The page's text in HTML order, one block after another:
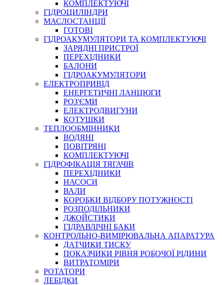
СПЕЦІАЛЬНІ
ГЕРМЕТИКИ
КЛЕЇ, ЦЕМЕНТИ, ЕПОКСИДКИ
РЕМОНТ ГІДРОЦИЛІНДРІВ
БОРЕКС, ЕО
КОМПЛЕКТУЮЧІ
ГІДРОЦИЛІНДРИ
МАСЛОСТАНЦІЇ
ГОТОВІ
ГІДРОАКУМУЛЯТОРИ ТА КОМПЛЕКТУЮЧІ
ЗАРЯДНІ ПРИСТРОЇ
ПЕРЕХІДНИКИ
БАЛОНИ
ГІДРОАКУМУЛЯТОРИ
ЕЛЕКТРОПРИВІД
ЕНЕРГЕТИЧНІ ЛАНЦЮГИ
РОЗ'ЄМИ
ЕЛЕКТРОДВИГУНИ
КОТУШКИ
ТЕПЛООБМІННИКИ
ВОДЯНІ
ПОВІТРЯНІ
КОМПЛЕКТУЮЧІ
ГІДРОФІКАЦІЯ ТЯГАЧІВ
ПЕРЕХІДНИКИ
НАСОСИ
ВАЛИ
КОРОБКИ ВІДБОРУ ПОТУЖНОСТІ
РОЗПОДІЛЬНИКИ
ДЖОЙСТИКИ
ГІДРАВЛІЧНІ БАКИ
КОНТРОЛЬНО-ВИМІРЮВАЛЬНА АПАРАТУРА
ДАТЧИКИ ТИСКУ
ПОКАЗЧИКИ РІВНЯ РОБОЧОЇ РІДИНИ
ВИТРАТОМІРИ
РОТАТОРИ
ЛЕБІДКИ